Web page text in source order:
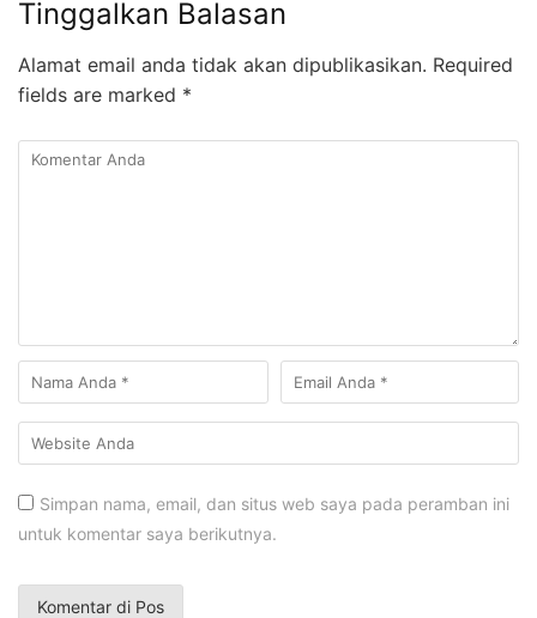
Tinggalkan Balasan
Alamat email anda tidak akan dipublikasikan. Required
fields are marked *
Simpan nama, email, dan situs web saya pada peramban ini
untuk komentar saya berikutnya.